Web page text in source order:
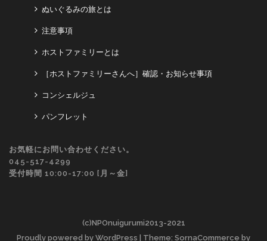
ぬいぐるみの旅とは
注意事項
ホストファミリーとは
［ホストファミリーさんへ］確認・お知らせ事項
コンシェルジュ
パンフレット
お気軽にお問い合わせください。
045-517-4299
受付時間 10:00-17:00 [月～金]
(c)NPOnuigurumi2013-2021
Proudly powered by WordPress | Theme: SornaCommerce by